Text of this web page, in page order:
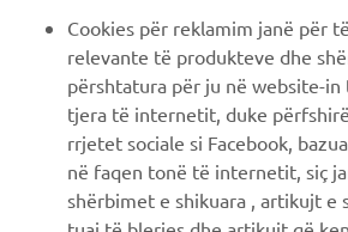
NEWSLETTER
Conoscerai in anteprima le ultime offerte,
nuove uscite e molto altro
Cookies për reklamim janë për
relevante të produkteve dhe
përshtatura për ju në website-
tjera të internetit, duke
rrjetet sociale si Facebook,
në faqen tonë të internetit, siç
shërbimet e shikuara , artikujt e